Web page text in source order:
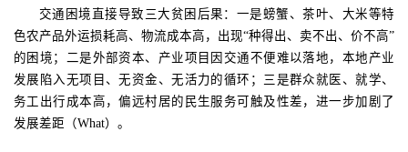
交通困境直接导致三大贫困后果：一是螃蟹、茶叶、大米等特
色农产品外运损耗高、物流成本高，出现“种得出、卖不出、价不高”
的困境；二是外部资本、产业项目因交通不便难以落地，本地产业
发展陷入无项目、无资金、无活力的循环；三是群众就医、就学、
务工出行成本高，偏远村居的民生服务可触及性差，进一步加剧了
发展差距（What）。